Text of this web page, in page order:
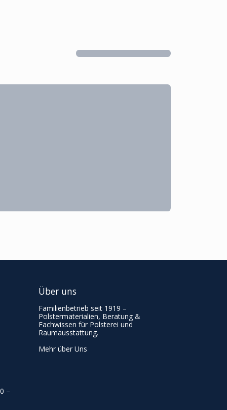
–
Über uns
Familienbetrieb seit 1919 –
Polstermaterialien, Beratung &
Fachwissen für Polsterei und
Raumausstattung.
Mehr über Uns